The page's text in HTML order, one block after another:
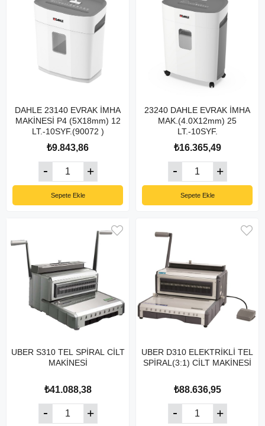
DAHLE 23140 EVRAK İMHA
MAKİNESİ P4 (5X18mm) 12
LT.-10SYF.(90072 )
₺9.843,86
Sepete Ekle
23240 DAHLE EVRAK İMHA
MAK.(4.0X12mm) 25
LT.-10SYF.
₺16.365,49
Sepete Ekle
UBER S310 TEL SPİRAL CİLT
MAKİNESİ
₺41.088,38
UBER D310 ELEKTRİKLİ TEL
SPİRAL(3:1) CİLT MAKİNESİ
₺88.636,95